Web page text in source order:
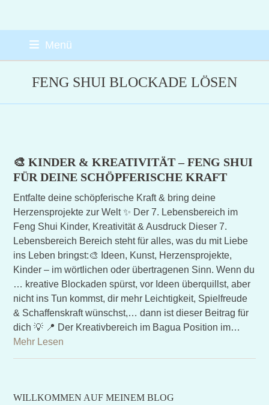
Menü
FENG SHUI BLOCKADE LÖSEN
🎨 KINDER & KREATIVITÄT – FENG SHUI
FÜR DEINE SCHÖPFERISCHE KRAFT
Entfalte deine schöpferische Kraft & bring deine
Herzensprojekte zur Welt ✨ Der 7. Lebensbereich im
Feng Shui Kinder, Kreativität & Ausdruck Dieser 7.
Lebensbereich Bereich steht für alles, was du mit Liebe
ins Leben bringst:🎨 Ideen, Kunst, Herzensprojekte,
Kinder – im wörtlichen oder übertragenen Sinn. Wenn du
… kreative Blockaden spürst, vor Ideen überquillst, aber
nicht ins Tun kommst, dir mehr Leichtigkeit, Spielfreude
& Schaffenskraft wünschst,… dann ist dieser Beitrag für
dich 💡 📍 Der Kreativbereich im Bagua Position im…
Mehr Lesen
WILLKOMMEN AUF MEINEM BLOG